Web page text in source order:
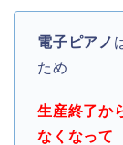
電子ピアノ
ため
生産終了か
なくなって